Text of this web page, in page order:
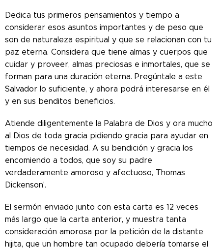
Dedica tus primeros pensamientos y tiempo a
considerar esos asuntos importantes y de peso que
son de naturaleza espiritual y que se relacionan con tu
paz eterna. Considera que tiene almas y cuerpos que
cuidar y proveer, almas preciosas e inmortales, que se
forman para una duración eterna. Pregúntale a este
Salvador lo suficiente, y ahora podrá interesarse en él
y en sus benditos beneficios.
Atiende diligentemente la Palabra de Dios y ora mucho
al Dios de toda gracia pidiendo gracia para ayudar en
tiempos de necesidad. A su bendición y gracia los
encomiendo a todos, que soy su padre
verdaderamente amoroso y afectuoso, Thomas
Dickenson'.
El sermón enviado junto con esta carta es 12 veces
más largo que la carta anterior, y muestra tanta
consideración amorosa por la petición de la distante
hijita, que un hombre tan ocupado debería tomarse el